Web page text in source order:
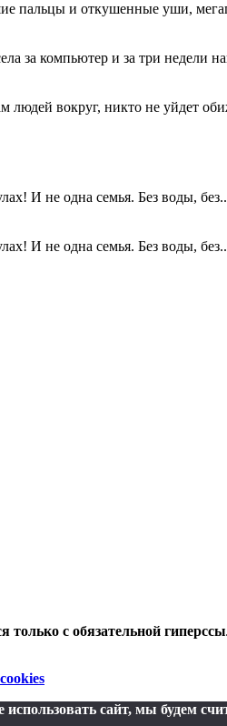
пальцы и откушенные уши,
за компьютер и за три недели
людей вокруг, никто не уйдет
И не одна семья. Без воды,
И не одна семья. Без воды,
с обязательной
сайт, мы будем